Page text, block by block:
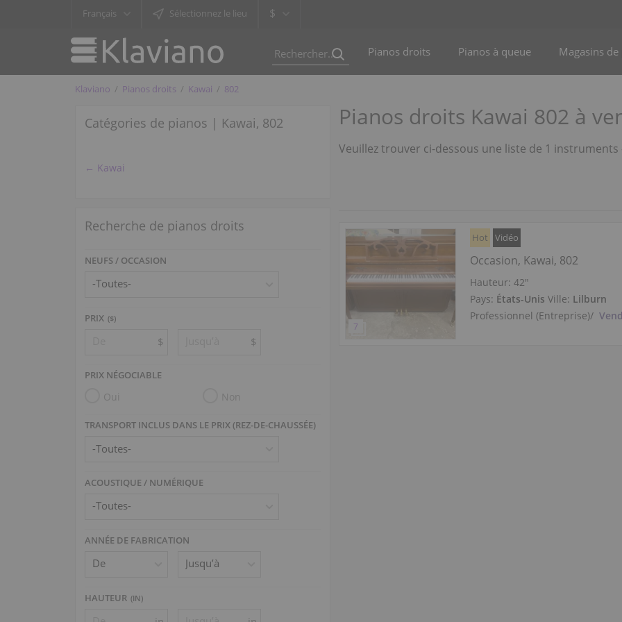
Français Sélectionnez le lieu $
Pianos droits Pianos à queue Magasins de
Klaviano Pianos droits Kawai 802
Catégories de pianos | Kawai, 802
← Kawai
Recherche de pianos droits
NEUFS / OCCASION
PRIX ($)
$ $
PRIX NÉGOCIABLE
Oui Non
TRANSPORT INCLUS DANS LE PRIX (REZ-DE-CHAUSSÉE)
ACOUSTIQUE / NUMÉRIQUE
ANNÉE DE FABRICATION
HAUTEUR (IN)
Pianos droits Kawai 802 à
Veuillez trouver ci-dessous une liste de 1 instruments
Hot Vidéo
Occasion, Kawai, 802
Hauteur:42″
Pays: États-Unis Ville: Lilburn
Professionnel (Entreprise)/